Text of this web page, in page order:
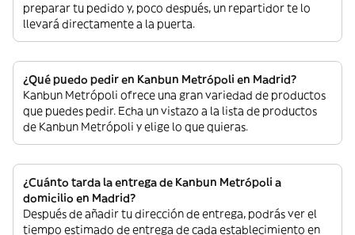
preparar tu pedido y, poco después, un repartidor te lo
llevará directamente a la puerta.
¿Qué puedo pedir en Kanbun Metrópoli en Madrid?
Kanbun Metrópoli ofrece una gran variedad de productos
que puedes pedir. Echa un vistazo a la lista de productos
de Kanbun Metrópoli y elige lo que quieras.
¿Cuánto tarda la entrega de Kanbun Metrópoli a
domicilio en Madrid?
Después de añadir tu dirección de entrega, podrás ver el
tiempo estimado de entrega de cada establecimiento en